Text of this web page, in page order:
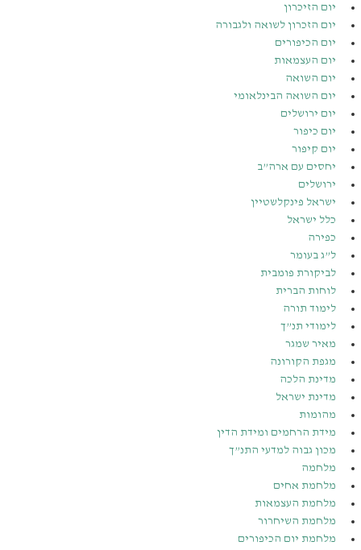
יום הזיכרון
יום הזכרון לשואה ולגבורה
יום הכיפורים
יום העצמאות
יום השואה
יום השואה הבינלאומי
יום ירושלים
יום כיפור
יום קיפור
יחסים עם ארה”ב
ירושלים
ישראל פינקלשטיין
כלל ישראל
כפירה
ל”ג בעומר
לביקורת פומבית
לוחות הברית
לימוד תורה
לימודי תנ”ך
מאיר שמגר
מגפת הקורונה
מדינת הלכה
מדינת ישראל
מהומות
מידת הרחמים ומידת הדין
מכון גבוה למדעי התנ”ך
מלחמה
מלחמת אחים
מלחמת העצמאות
מלחמת השיחרור
מלחמת יום הכיפורים